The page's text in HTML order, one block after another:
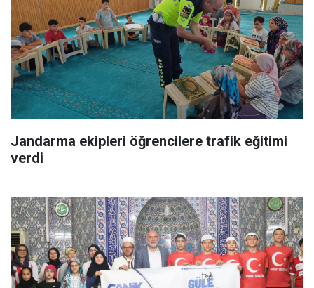
Jandarma ekipleri öğrencilere trafik eğitimi
verdi